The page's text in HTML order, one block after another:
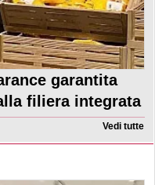
garantita
filiera integrata
Vedi tutte